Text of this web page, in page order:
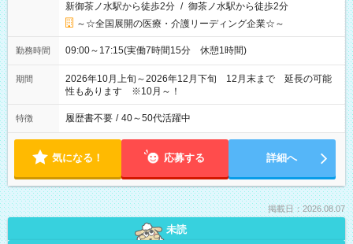
新御茶ノ水駅から徒歩2分 / 御茶ノ水駅から徒歩2分
～☆全国展開の医療・介護リーディング企業☆～
勤務時間 09:00～17:15(実働7時間15分 休憩1時間)
期間
2026年10月上旬～2026年12月下旬 12月末まで 延長の可能
性もあります ※10月～！
特徴 履歴書不要 / 40～50代活躍中
気になる！ 応募する 詳細へ
掲載日：2026.08.07
未読